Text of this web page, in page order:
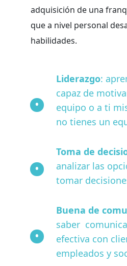
adquisición de una
que a nivel personal
habilidades.
Liderazgo:
capaz de
equipo o a ti
no tienes un
Toma de
analizar las
tomar
Buena de
saber
efectiva con
empleados y